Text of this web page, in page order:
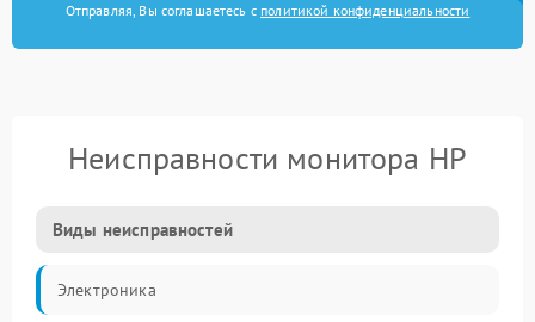
Отправляя, Вы соглашаетесь с политикой конфиденциальности
Неисправности монитора HP
Виды неисправностей
Электроника